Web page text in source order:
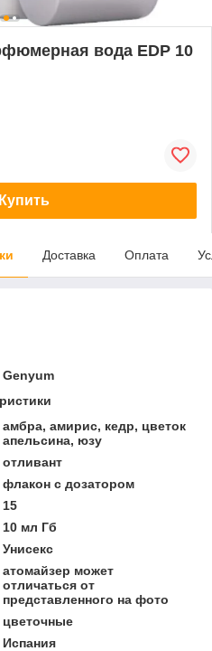
вода EDP 10
Купить
Доставка Оплата
Genyum
амбра, амирис, кедр, цветок
апельсина, юзу
отливант
флакон с дозатором
15
10 мл Гб
Унисекс
атомайзер может
отличаться от
представленного на фото
цветочные
Испания